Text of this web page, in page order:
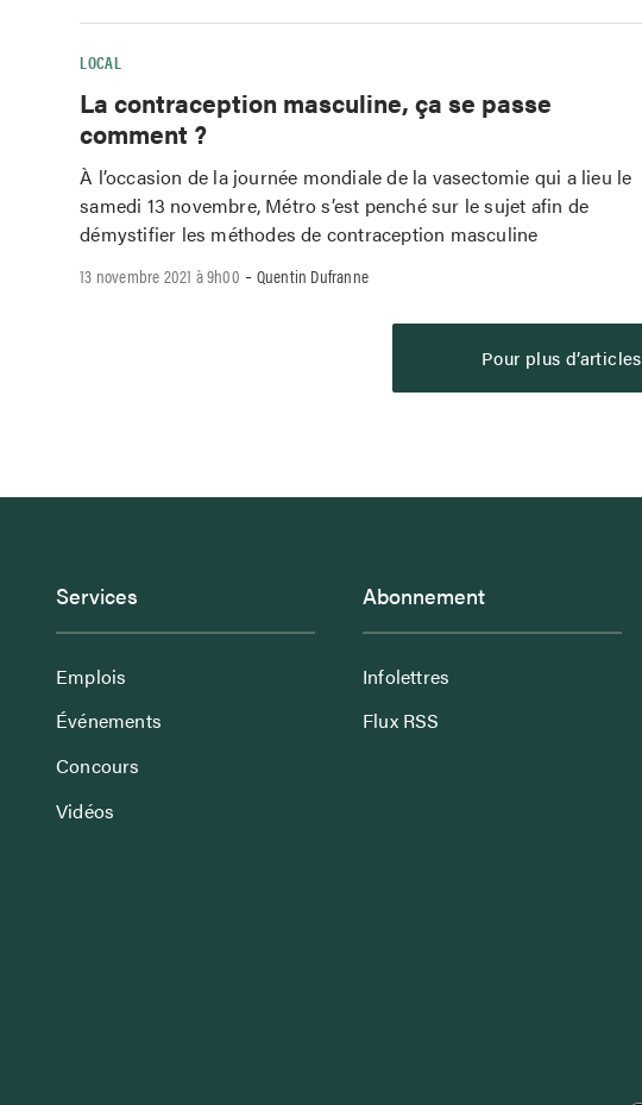
LOCAL
La contraception masculine, ça se passe
comment ?
À l’occasion de la journée mondiale de la vasectomie qui a lieu le
samedi 13 novembre, Métro s’est penché sur le sujet afin de
démystifier les méthodes de contraception masculine
13 novembre 2021 à 9h00 -Quentin Dufranne
Pour plus d’articles
Services
Emplois
Événements
Concours
Vidéos
Abonnement
Infolettres
Flux RSS